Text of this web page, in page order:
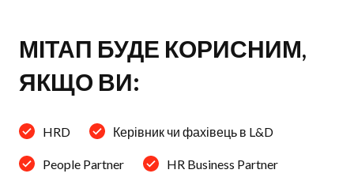
МІТАП БУДЕ КОРИСНИМ,
ЯКЩО ВИ:
HRD Керівник чи фахівець в L&D
People Partner HR Business Partner